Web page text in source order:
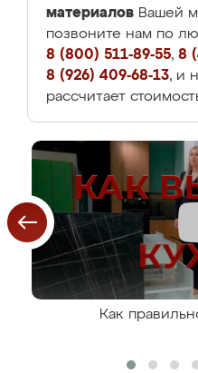
материалов Вашей
позвоните нам по
8 (800) 511-89-55, 8
8 (926) 409-68-13, и
рассчитает
Как